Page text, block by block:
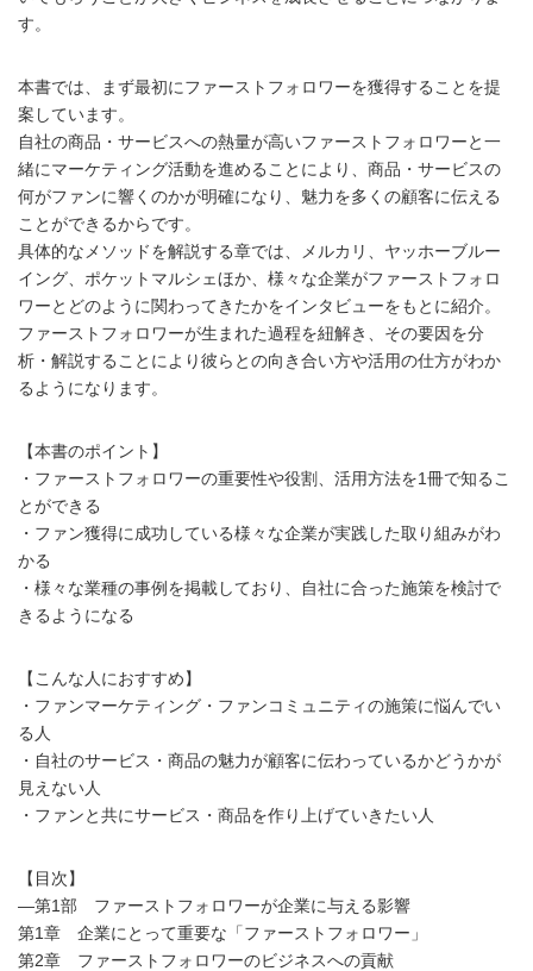
す。
本書では、まず最初にファーストフォロワーを獲得することを提
案しています。
自社の商品・サービスへの熱量が高いファーストフォロワーと一
緒にマーケティング活動を進めることにより、商品・サービスの
何がファンに響くのかが明確になり、魅力を多くの顧客に伝える
ことができるからです。
具体的なメソッドを解説する章では、メルカリ、ヤッホーブルー
イング、ポケットマルシェほか、様々な企業がファーストフォロ
ワーとどのように関わってきたかをインタビューをもとに紹介。
ファーストフォロワーが生まれた過程を紐解き、その要因を分
析・解説することにより彼らとの向き合い方や活用の仕方がわか
るようになります。
【本書のポイント】
・ファーストフォロワーの重要性や役割、活用方法を1冊で知るこ
とができる
・ファン獲得に成功している様々な企業が実践した取り組みがわ
かる
・様々な業種の事例を掲載しており、自社に合った施策を検討で
きるようになる
【こんな人におすすめ】
・ファンマーケティング・ファンコミュニティの施策に悩んでい
る人
・自社のサービス・商品の魅力が顧客に伝わっているかどうかが
見えない人
・ファンと共にサービス・商品を作り上げていきたい人
【目次】
―第1部 ファーストフォロワーが企業に与える影響
第1章 企業にとって重要な「ファーストフォロワー」
第2章 ファーストフォロワーのビジネスへの貢献